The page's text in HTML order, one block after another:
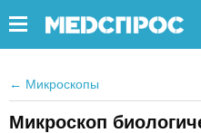
← Микроскопы
Микроскоп